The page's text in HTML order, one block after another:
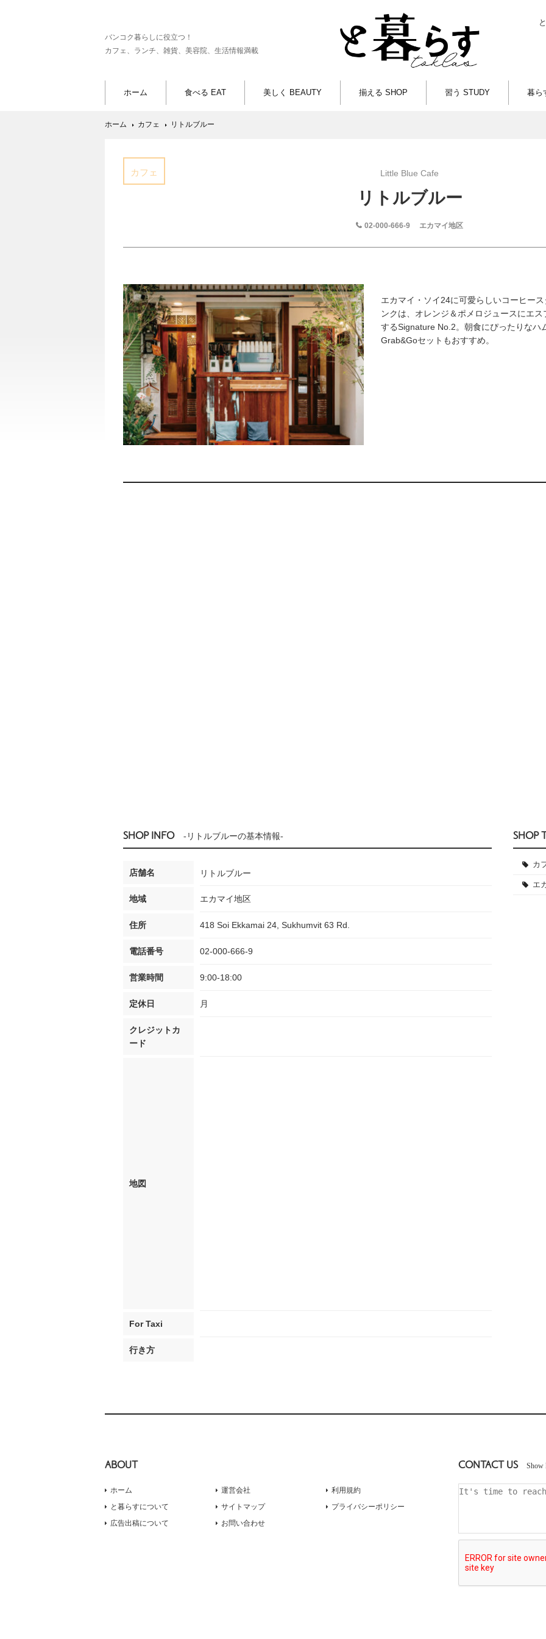
バンコク暮らしに役立つ！
カフェ、ランチ、雑貨、美容院、生活情報満載
ホーム 食べる EAT 美しく BEAUTY 揃える SHOP 習う STUDY 暮ら
ホーム カフェ リトルブルー
カフェ Little Blue Cafe
リトルブルー
02-000-666-9 エカマイ地区
エカマイ・ソイ24に可愛らしいコーヒー
ンクは、オレンジ＆ポメロジュースにエ
するSignature No.2。朝食にぴったりなハ
Grab&Goセットもおすすめ。
SHOP INFO -リトルブルーの基本情報-
店舗名 リトルブルー
地域 エカマイ地区
住所 418 Soi Ekkamai 24, Sukhumvit 63 Rd.
電話番号 02-000-666-9
営業時間 9:00-18:00
定休日 月
クレジットカ
ード
地図
For Taxi
行き方
SHOP
カ
エ
ABOUT
ホーム
と暮らすについて
広告出稿について
運営会社
サイトマップ
お問い合わせ
利用規約
プライバシーポリシー
CONTACT US Show